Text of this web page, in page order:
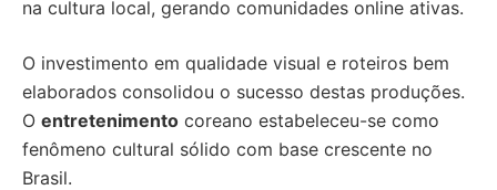
na cultura local, gerando comunidades online ativas.
O investimento em qualidade visual e roteiros bem
elaborados consolidou o sucesso destas produções.
O entretenimento coreano estabeleceu-se como
fenômeno cultural sólido com base crescente no
Brasil.